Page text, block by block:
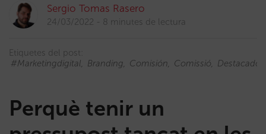
Sergio Tomas Rasero
24/03/2022 8 minutes de lectura
Etiquetes del post:
#marketingdigital
Branding Comisión Comissió Destacado
Perquè tenir un